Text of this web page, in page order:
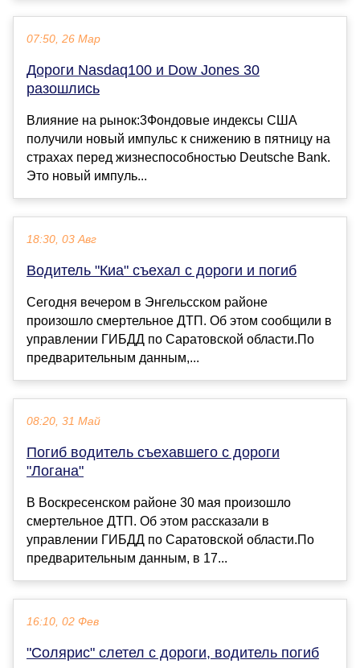
07:50, 26 Мар
Дороги Nasdaq100 и Dow Jones 30
разошлись
Влияние на рынок:3Фондовые индексы США
получили новый импульс к снижению в пятницу на
страхах перед жизнеспособностью Deutsche Bank.
Это новый импуль...
18:30, 03 Авг
Водитель "Киа" съехал с дороги и погиб
Сегодня вечером в Энгельсском районе
произошло смертельное ДТП. Об этом сообщили в
управлении ГИБДД по Саратовской области.По
предварительным данным,...
08:20, 31 Май
Погиб водитель съехавшего с дороги
"Логана"
В Воскресенском районе 30 мая произошло
смертельное ДТП. Об этом рассказали в
управлении ГИБДД по Саратовской области.По
предварительным данным, в 17...
16:10, 02 Фев
"Солярис" слетел с дороги, водитель погиб